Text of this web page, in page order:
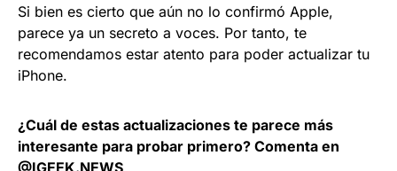
Si bien es cierto que aún no lo confirmó Apple,
parece ya un secreto a voces. Por tanto, te
recomendamos estar atento para poder actualizar tu
iPhone.
¿Cuál de estas actualizaciones te parece más
interesante para probar primero? Comenta en
@IGEEK.NEWS